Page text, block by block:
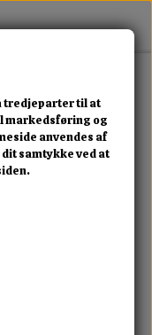
Platform Sneaker
tredjeparter til at
markedsføring og
anvendes af
samtykke ved at